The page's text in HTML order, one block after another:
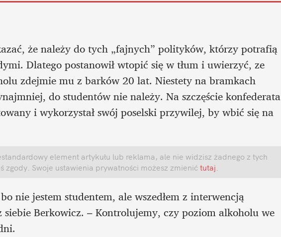
że należy do tych „fajnych” polityków, którzy potrafią
Dlatego postanowił wtopić się w tłum i uwierzyć, ze
zdejmie mu z barków 20 lat. Niestety na bramkach
do studentów nie należy. Na szczęście konfederata
i wykorzystał swój poselski przywilej, by wbić się na
element artykułu lub reklama, ale nie widzisz żadnego z tych
zgody. Swoje ustawienia prywatności możesz zmienić tutaj
nie jestem studentem, ale wszedłem z interwencją
Berkowicz. – Kontrolujemy, czy poziom alkoholu we